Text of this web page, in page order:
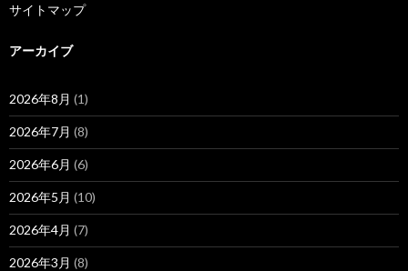
サイトマップ
アーカイブ
2026年8月 (1)
2026年7月 (8)
2026年6月 (6)
2026年5月 (10)
2026年4月 (7)
2026年3月 (8)